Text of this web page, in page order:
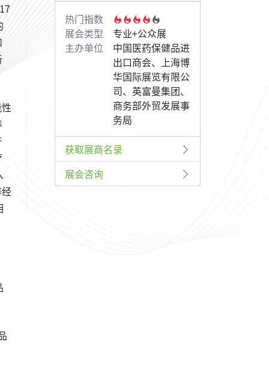
热门指数
展会类型
专业+公众展
主办单位
中国医药保健品进
出口商会、上海博
华国际展览有限公
司、英富曼集团、
商务部外贸发展事
务局
获取展商名录
展会咨询